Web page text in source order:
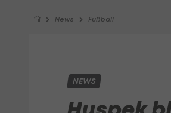
News Fußball
NEWS